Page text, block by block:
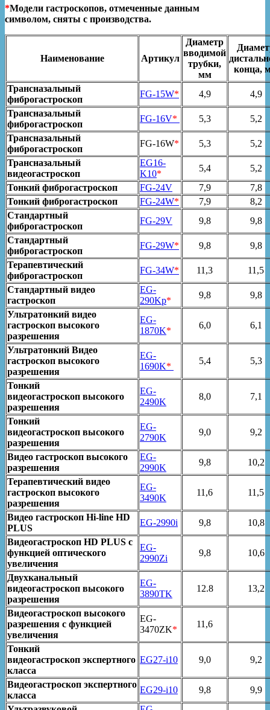
*Модели гастроскопов, отмеченные данным
символом, сняты с производства.
Наименование Артикул
Диаметр
вводимой
трубки,
мм
конца,
Трансназальный
фиброгастроскоп
FG-15W* 4,9
4,9
Трансназальный
фиброгастроскоп
FG-16V* 5,3
5,2
Трансназальный
фиброгастроскоп
FG-16W* 5,3
5,2
Трансназальный
видеогастроскоп
EG16-
K10*
5,4
5,2
Тонкий фиброгастроскоп
FG-24V 7,9
7,8
Тонкий фиброгастроскоп
FG-24W* 7,9
8,2
Стандартный
фиброгастроскоп
FG-29V 9,8
9,8
Стандартный
фиброгастроскоп
FG-29W* 9,8
9,8
Терапевтический
фиброгастроскоп
FG-34W* 11,3
11,5
Стандартный видео
гастроскоп
EG-
290Kp*
9,8
9,8
Ультратонкий видео
гастроскоп высокого
разрешения
EG-
1870K*
6,0 6,1
Ультратонкий Видео
гастроскоп высокого
разрешения
EG-
1690K*
5,4 5,3
Тонкий
видеогастроскоп высокого
разрешения
EG-
2490K
8,0 7,1
Тонкий
видеогастроскоп высокого
разрешения
EG-
2790K
9,0 9,2
Видео гастроскоп высокого
разрешения
EG-
2990K
9,8
10,2
Терапевтический видео
гастроскоп высокого
разрешения
EG-
3490K
11,6 11,5
Видео гастроскоп Hi-line HD
PLUS
EG-2990i 9,8
10,8
Видеогастроскоп HD PLUS с
функцией оптического
увеличения
EG-
2990Zi
9,8 10,6
Двухканальный
видеогастроскоп высокого
разрешения
EG-
3890TK
12.8 13,2
Видеогастроскоп высокого
разрешения с функцией
увеличения
EG-
3470ZK*
11,6
Тонкий
видеогастроскоп экспертного
класса
EG27-i10 9,0 9,2
Видеогастроскоп экспертного
класса
EG29-i10 9,8
9,9